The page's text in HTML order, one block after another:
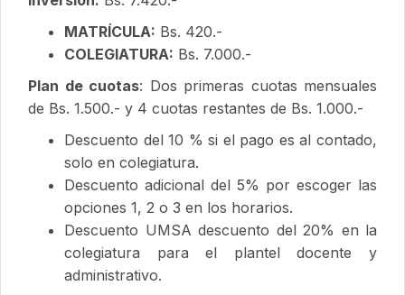
MATRÍCULA: Bs. 420.-
COLEGIATURA: Bs. 7.000.-
Plan de cuotas: Dos primeras cuotas mensuales
de Bs. 1.500.- y 4 cuotas restantes de Bs. 1.000.-
Descuento del 10 % si el pago es al contado,
solo en colegiatura.
Descuento adicional del 5% por escoger las
opciones 1, 2 o 3 en los horarios.
Descuento UMSA descuento del 20% en la
colegiatura para el plantel docente y
administrativo.